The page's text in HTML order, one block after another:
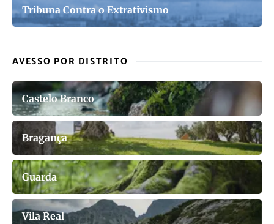
Tribuna Contra o Extrativismo
AVESSO POR DISTRITO
Castelo Branco
Bragança
Guarda
Vila Real